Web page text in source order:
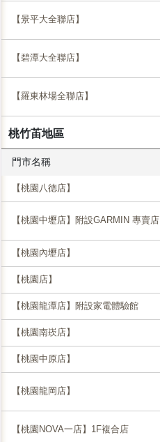
【景平大全聯店】
【碧潭大全聯店】
【羅東林場全聯店】
桃竹苖地區
門市名稱
【桃園八德店】
【桃園中壢店】附設GARMIN 專賣店
【桃園內壢店】
【桃園店】
【桃園龍潭店】附設家電體驗館
【桃園南崁店】
【桃園中原店】
【桃園龍岡店】
【桃園NOVA一店】1F複合店